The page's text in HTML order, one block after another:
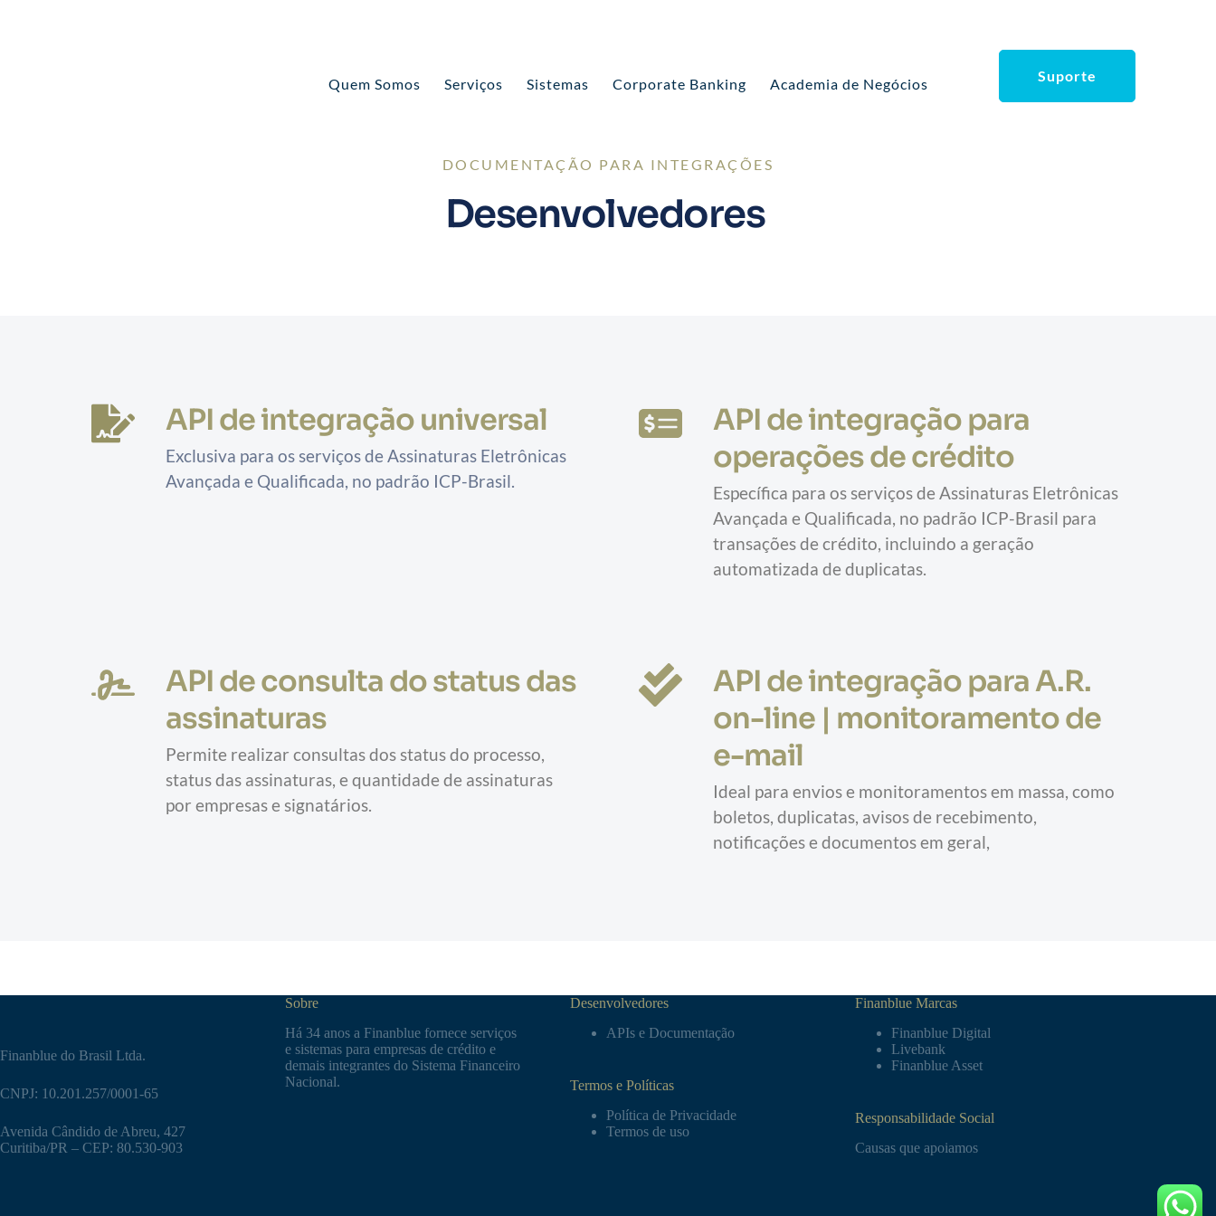
Quem Somos Serviços Sistemas Corporate Banking Academia de Negócios Suporte
DOCUMENTAÇÃO PARA INTEGRAÇÕES
Desenvolvedores
API de integração universal
Exclusiva para os serviços de Assinaturas Eletrônicas
Avançada e Qualificada, no padrão ICP-Brasil.
API de integração para
operações de crédito
Específica para os serviços de Assinaturas Eletrônicas
Avançada e Qualificada, no padrão ICP-Brasil para
transações de crédito, incluindo a geração
automatizada de duplicatas.
API de consulta do status das
assinaturas
Permite realizar consultas dos status do processo,
status das assinaturas, e quantidade de assinaturas
por empresas e signatários.
API de integração para A.R.
on-line | monitoramento de
e-mail
Ideal para envios e monitoramentos em massa, como
boletos, duplicatas, avisos de recebimento,
notificações e documentos em geral,
Finanblue do Brasil Ltda.
CNPJ: 10.201.257/0001-65
Avenida Cândido de Abreu, 427
Curitiba/PR – CEP: 80.530-903
Sobre
Há 34 anos a Finanblue fornece serviços
e sistemas para empresas de crédito e
demais integrantes do Sistema Financeiro
Nacional.
Desenvolvedores
APIs e Documentação
Termos e Políticas
Política de Privacidade
Termos de uso
Finanblue Marcas
Finanblue Digital
Livebank
Finanblue Asset
Responsabilidade Social
Causas que apoiamos